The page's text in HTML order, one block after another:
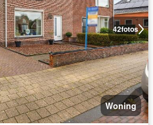
42fotos
Woning